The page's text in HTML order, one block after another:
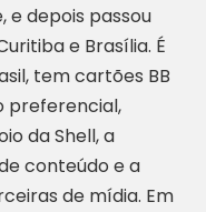
e depois passou
e Brasília. É
tem cartões BB
preferencial,
da Shell, a
conteúdo e a
de mídia. Em